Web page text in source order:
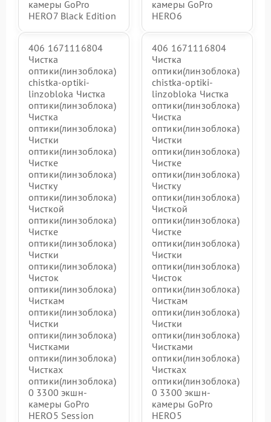
камеры GoPro
HERO7 Black Edition
камеры GoPro
HERO6
406 1671116804
Чистка
оптики(линзоблока)
chistka-optiki-
linzobloka Чистка
оптики(линзоблока)
Чистка
оптики(линзоблока)
Чистки
оптики(линзоблока)
Чистке
оптики(линзоблока)
Чистку
оптики(линзоблока)
Чисткой
оптики(линзоблока)
Чистке
оптики(линзоблока)
Чистки
оптики(линзоблока)
Чисток
оптики(линзоблока)
Чисткам
оптики(линзоблока)
Чистки
оптики(линзоблока)
Чистками
оптики(линзоблока)
Чистках
оптики(линзоблока)
0 3300 экшн-
камеры GoPro
HERO5 Session
406 1671116804
Чистка
оптики(линзоблока)
chistka-optiki-
linzobloka Чистка
оптики(линзоблока)
Чистка
оптики(линзоблока)
Чистки
оптики(линзоблока)
Чистке
оптики(линзоблока)
Чистку
оптики(линзоблока)
Чисткой
оптики(линзоблока)
Чистке
оптики(линзоблока)
Чистки
оптики(линзоблока)
Чисток
оптики(линзоблока)
Чисткам
оптики(линзоблока)
Чистки
оптики(линзоблока)
Чистками
оптики(линзоблока)
Чистках
оптики(линзоблока)
0 3300 экшн-
камеры GoPro
HERO5